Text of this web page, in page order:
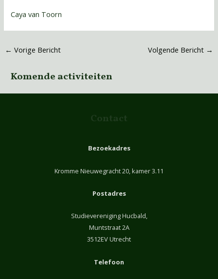
Caya van Toorn
← Vorige Bericht Volgende Bericht →
Komende activiteiten
Contact
Bezoekadres
Kromme Nieuwegracht 20, kamer 3.11
Postadres
Studievereniging Hucbald,
Muntstraat 2A
3512EV Utrecht
Telefoon